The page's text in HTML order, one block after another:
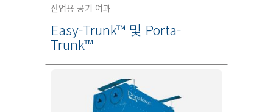
산업용 공기 여과
Easy-Trunk™ 및 Porta-
Trunk™